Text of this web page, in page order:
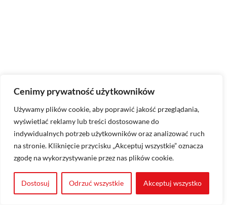
Cenimy prywatność użytkowników
Używamy plików cookie, aby poprawić jakość przeglądania,
wyświetlać reklamy lub treści dostosowane do
indywidualnych potrzeb użytkowników oraz analizować ruch
na stronie. Kliknięcie przycisku „Akceptuj wszystkie” oznacza
zgodę na wykorzystywanie przez nas plików cookie.
Dostosuj Odrzuć wszystkie Akceptuj wszystko